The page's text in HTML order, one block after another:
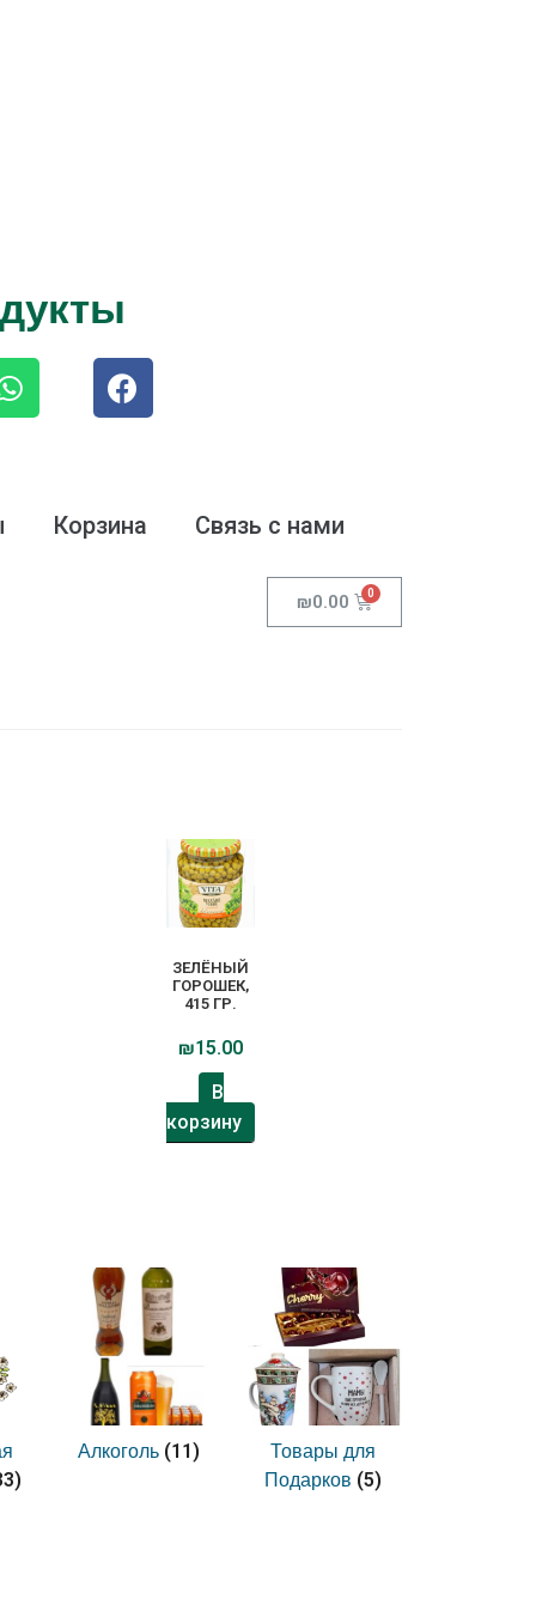
Корзина Связь с нами
₪0.00
ЗЕЛЁНЫЙ
ГОРОШЕК,
415 ГР.
₪15.00
В
корзину
Алкоголь (11)
Товары для
Подарков (5)